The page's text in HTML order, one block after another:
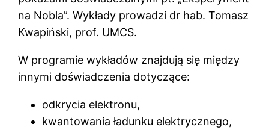
na Nobla”. Wykłady prowadzi dr hab. Tomasz
Kwapiński, prof. UMCS.
W programie wykładów znajdują się między
innymi doświadczenia dotyczące:
odkrycia elektronu,
kwantowania ładunku elektrycznego,